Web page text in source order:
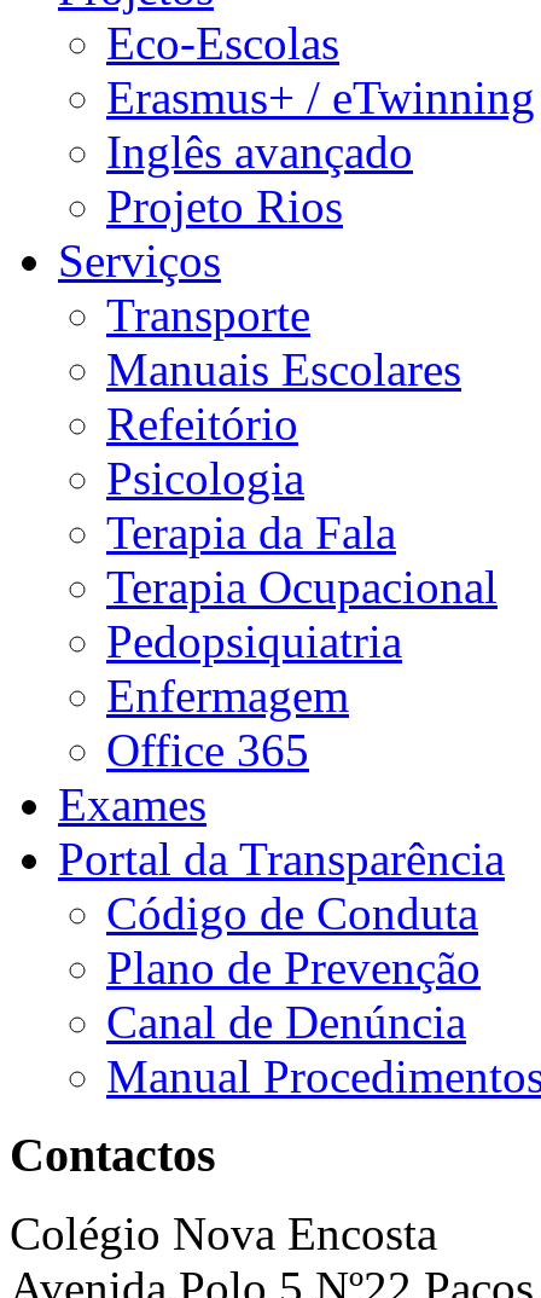
Eco-Escolas
Erasmus+ / eTwinning
Inglês avançado
Projeto Rios
Serviços
Transporte
Manuais Escolares
Refeitório
Psicologia
Terapia da Fala
Terapia Ocupacional
Pedopsiquiatria
Enfermagem
Office 365
Exames
Portal da Transparência
Código de Conduta
Plano de Prevenção
Canal de Denúncia
Manual
Contactos
Colégio Nova Encosta
Avenida Polo 5 Nº22